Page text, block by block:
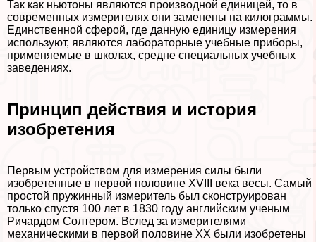
Так как ньютоны являются производной единицей, то в
современных измерителях они заменены на килограммы.
Единственной сферой, где данную единицу измерения
используют, являются лабораторные учебные приборы,
применяемые в школах, средне специальных учебных
заведениях.
Принцип действия и история
изобретения
Первым устройством для измерения силы были
изобретенные в первой половине XVIII века весы. Самый
простой пружинный измеритель был сконструирован
только спустя 100 лет в 1830 году английским ученым
Ричардом Солтером. Вслед за измерителями
механическими в первой половине XX были изобретены